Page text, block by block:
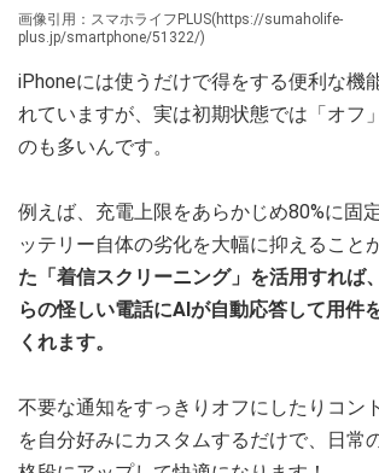
画像引用：スマホライフPLUS(https://sumaholife-
plus.jp/smartphone/51322/)
iPhoneには使うだけで得をする便利な機
れていますが、実は初期状態では「オフ
のも多いんです。
例えば、充電上限をあらかじめ80%に固
ッテリー自体の劣化を大幅に抑えること
た「着信スクリーニング」を活用すれば
らの怪しい電話にAIが自動応答して用件
くれます。
不要な通知をすっきりオフにしたりコン
を自分好みにカスタムするだけで、日常